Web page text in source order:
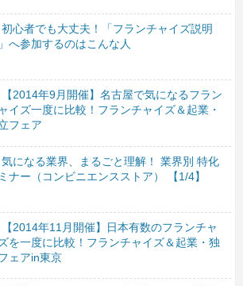
初心者でも大丈夫！「フランチャイズ説明
へ参加するのはこんな人
【2014年9月開催】名古屋で気になるフラン
イズ一度に比較！フランチャイズ＆起業・
フェア
気になる業界、まるごと理解！ 業界別 特化
ナー（コンビニエンスストア） 【1/4】
【2014年11月開催】日本有数のフランチャ
を一度に比較！フランチャイズ＆起業・独
ェアin東京